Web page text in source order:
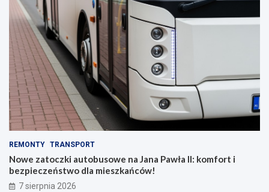
REMONTY TRANSPORT
Nowe zatoczki autobusowe na Jana Pawła II: komfort i
bezpieczeństwo dla mieszkańców!
7 sierpnia 2026